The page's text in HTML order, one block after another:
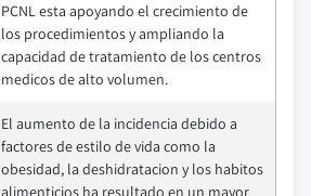
PCNL esta apoyando el crecimiento de
los procedimientos y ampliando la
capacidad de tratamiento de los centros
medicos de alto volumen.
El aumento de la incidencia debido a
factores de estilo de vida como la
obesidad, la deshidratacion y los habitos
alimenticios ha resultado en un mayor